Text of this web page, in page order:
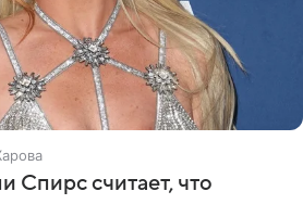
Спирс считает, что